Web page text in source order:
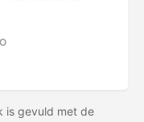
is gevuld met de